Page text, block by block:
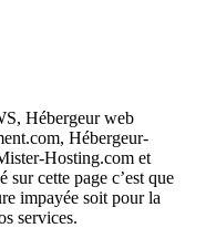
Hébergeur web
Hébergeur-
Hosting.com et
cette page c’est que
impayée soit pour la
services.